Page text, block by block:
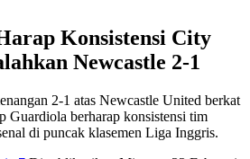
Konsistensi City
Newcastle 2-1
2-1 atas Newcastle United berkat
Guardiola berharap konsistensi tim
di puncak klasemen Liga Inggris.